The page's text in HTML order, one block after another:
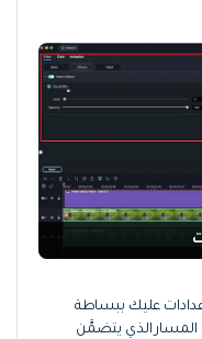
عليك ببساطة
المسار الذي يتضمَّن